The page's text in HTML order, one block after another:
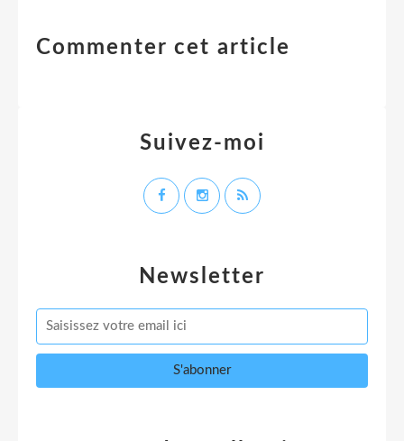
Commenter cet article
Newsletter
Suivez-moi